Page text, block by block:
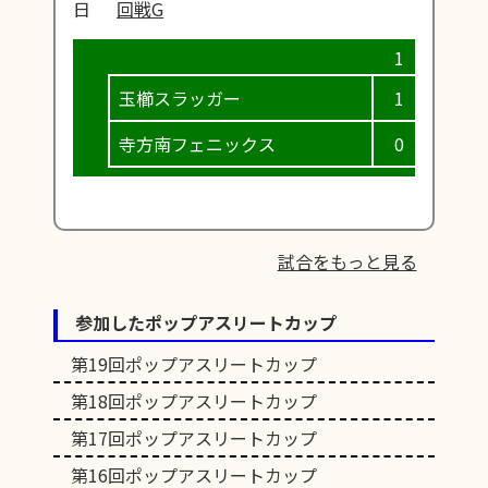
日 回戦G
玉櫛スラッガー
寺方南フェニックス
1
0
試合をもっと見る
参加したポップアスリートカップ
第19回ポップアスリートカップ
第18回ポップアスリートカップ
第17回ポップアスリートカップ
第16回ポップアスリートカップ